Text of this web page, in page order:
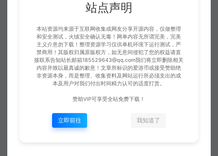
站点声明
本站资源均来源于互联网收集或网友分享开源内容，仅做整理
和安全测试，火绒安全确认无毒！网单内容无所谓完美，完美
主义介意勿下载！整理资源学习仅供单机环境下运行测试，严
禁商用！其版权归属原版权方，如无意间侵犯了您的权益请直
接联系告知站长邮箱185529643@qq.com我们将立即删除相关
内容并致以最真诚的歉意！文章所标识的爱游币或接受赞助绝
非资源本身，而是整理、收集资料及网站运行所必须支出的成
本及用户对我们付出时间精力认可的适度打赏。
赞助VIP可享受全站免费下载！
立即前往 我知道了